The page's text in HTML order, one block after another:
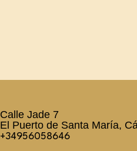
Calle Jade 7
El Puerto de Santa María,
+34956058646